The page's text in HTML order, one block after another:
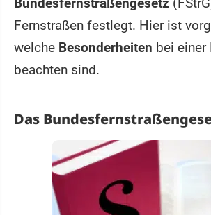
Fernstraßen festlegt. Hier ist
welche Besonderheiten bei einer
beachten sind.
Das